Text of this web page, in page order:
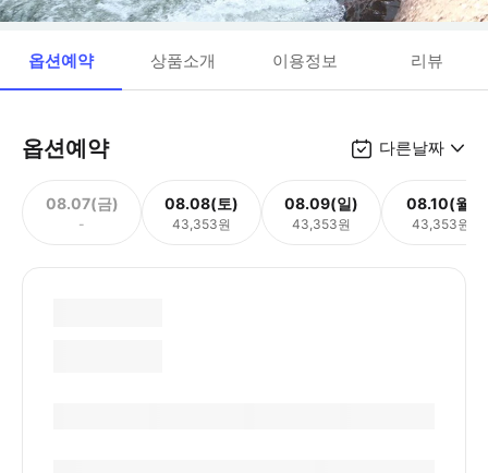
옵션예약 상품소개 이용정보 리뷰
옵션예약 다른날짜
08.07(금)
-
08.08(토)
43,353원
08.09(일)
43,353원
08.10(월)
43,353원